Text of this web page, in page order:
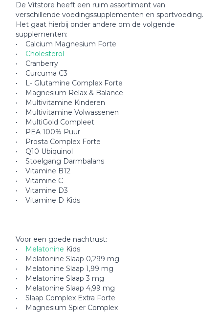
De Vitstore heeft een ruim assortiment van
verschillende voedingssupplementen en sportvoeding.
Het gaat hierbij onder andere om de volgende
supplementen:
• Calcium Magnesium Forte
• Cholesterol
• Cranberry
• Curcuma C3
• L- Glutamine Complex Forte
• Magnesium Relax & Balance
• Multivitamine Kinderen
• Multivitamine Volwassenen
• MultiGold Compleet
• PEA 100% Puur
• Prosta Complex Forte
• Q10 Ubiquinol
• Stoelgang Darmbalans
• Vitamine B12
• Vitamine C
• Vitamine D3
• Vitamine D Kids
Voor een goede nachtrust:
•
Melatonine Kids
• Melatonine Slaap 0,299 mg
• Melatonine Slaap 1,99 mg
• Melatonine Slaap 3 mg
• Melatonine Slaap 4,99 mg
• Slaap Complex Extra Forte
• Magnesium Spier Complex